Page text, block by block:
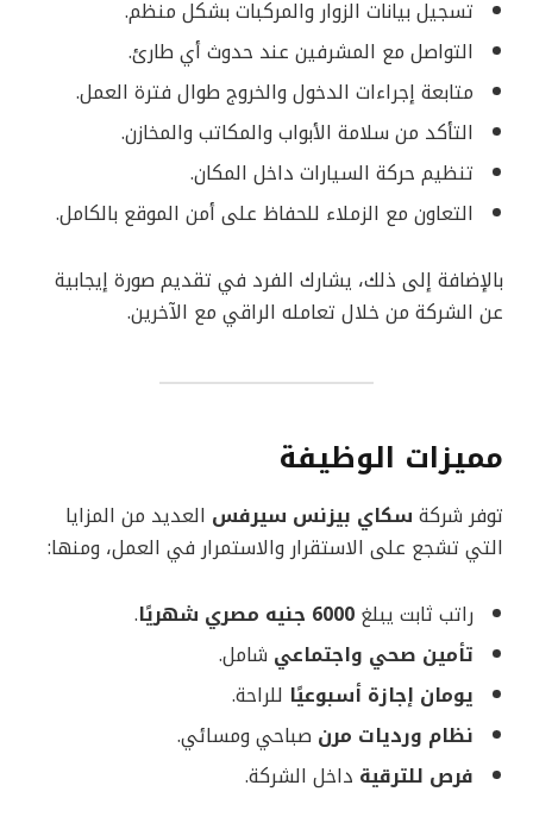
تسجيل بيانات الزوار والمركبات بشكل منظم.
التواصل مع المشرفين عند حدوث أي طارئ.
متابعة إجراءات الدخول والخروج طوال فترة العمل.
التأكد من سلامة الأبواب والمكاتب والمخازن.
تنظيم حركة السيارات داخل المكان.
التعاون مع الزملاء للحفاظ على أمن الموقع بالكامل.
بالإضافة إلى ذلك، يشارك الفرد في تقديم صورة إيجابية
عن الشركة من خلال تعامله الراقي مع الآخرين.
مميزات الوظيفة
توفر شركة سكاي بيزنس سيرفس العديد من المزايا
التي تشجع على الاستقرار والاستمرار في العمل، ومنها:
راتب ثابت يبلغ 6000 جنيه مصري شهريًا
.
تأمين صحي واجتماعي شامل.
يومان إجازة أسبوعيًا للراحة.
نظام ورديات مرن صباحي ومسائي.
فرص للترقية داخل الشركة.